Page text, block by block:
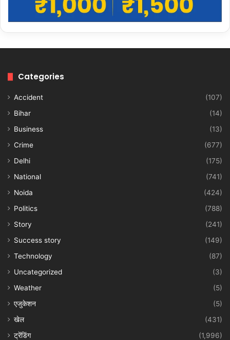
Categories
Accident
(107)
Bihar
(14)
Business
(13)
Crime
(677)
Delhi
(175)
National
(741)
Noida
(424)
Politics
(788)
Story
(241)
Success story
(149)
Technology
(87)
Uncategorized
(3)
Weather
(5)
एजुकेशन
(5)
खेल
(431)
ट्रेंडिंग
(1,996)